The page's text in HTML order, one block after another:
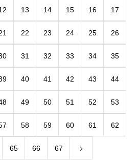
13 14 15 16 17
22 23 24 25 26
31 32 33 34 35
40 41 42 43 44
49 50 51 52 53
58 59 60 61 62
65 66 67